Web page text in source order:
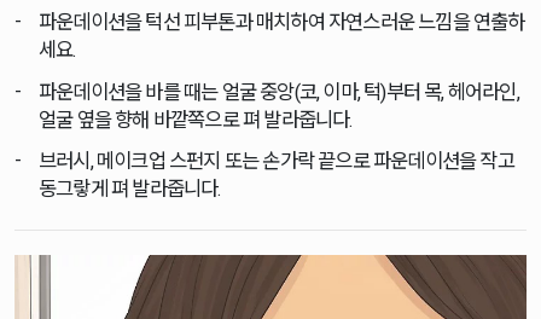
파운데이션을 턱선 피부톤과 매치하여 자연스러운 느낌을 연출하
세요.
파운데이션을 바를 때는 얼굴 중앙(코, 이마, 턱)부터 목, 헤어라인,
얼굴 옆을 향해 바깥쪽으로 펴 발라줍니다.
브러시, 메이크업 스펀지 또는 손가락 끝으로 파운데이션을 작고
동그랗게 펴 발라줍니다.